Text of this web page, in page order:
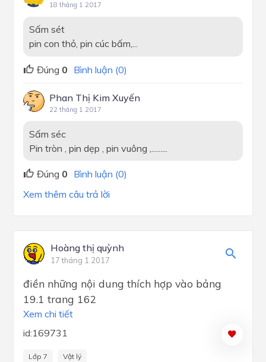
18 tháng 1 2017
Sấm sét
pin con thỏ, pin cúc bấm,...
Đúng 0 Bình luận (0)
Phan Thị Kim Xuyến
22 tháng 1 2017
Sấm séc
Pin tròn , pin dẹp , pin vuông ,.........
Đúng 0 Bình luận (0)
Xem thêm câu trả lời
Hoàng thị quỳnh
17 tháng 1 2017
điền những nội dung thích hợp vào bảng
19.1 trang 162
Xem chi tiết
id:169731
Lớp 7 Vật lý